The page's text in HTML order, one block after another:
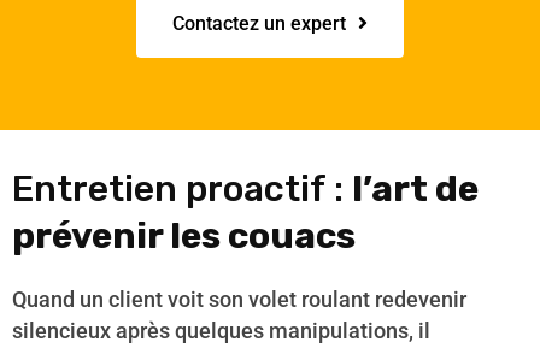
Contactez un expert
Entretien proactif : l’art de
prévenir les couacs
Quand un client voit son volet roulant redevenir
silencieux après quelques manipulations, il